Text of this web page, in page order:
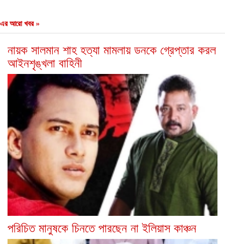
এর আরো খবর »
নায়ক সালমান শাহ হত্যা মামলায় ডনকে গ্রেপ্তার করল
আইনশৃঙ্খলা বাহিনী
পরিচিত মানুষকে চিনতে পারছেন না ইলিয়াস কাঞ্চন